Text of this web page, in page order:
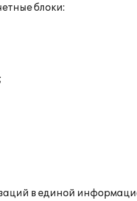
блоки:
в единой